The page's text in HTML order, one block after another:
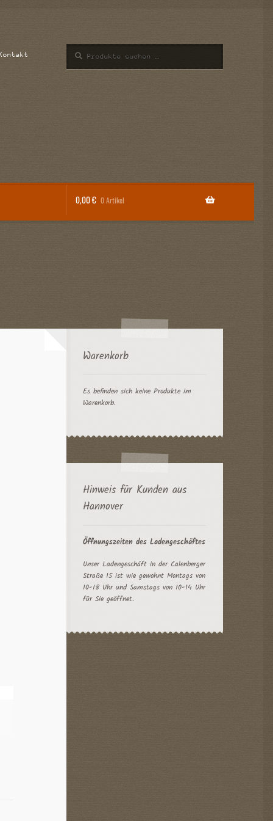
nach:
0,00€ 0 Artikel
Warenkorb
Es befinden sich keine Produkte im
Warenkorb.
Hinweis für Kunden aus
Hannover
Öffnungszeiten des Ladengeschäftes
Unser Ladengeschäft in der Calenberger
Straße 15 ist wie gewohnt Montags von
10-18 Uhr und Samstags von 10-14 Uhr
für Sie geöffnet.